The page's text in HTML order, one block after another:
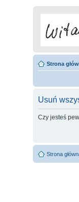
Strona
Usuń
Czy jesteś
Strona